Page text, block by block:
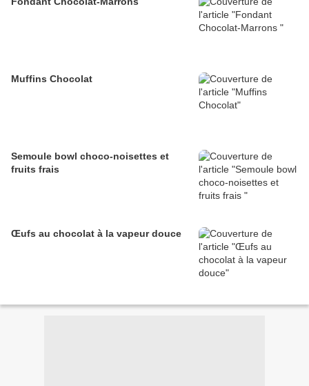
Muffins Chocolat
Semoule bowl choco-noisettes et
fruits frais
Œufs au chocolat à la vapeur douce